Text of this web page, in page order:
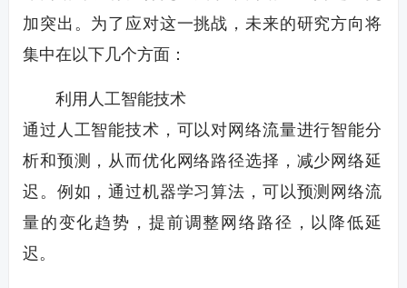
加突出。为了应对这一挑战，未来的研究方向将
集中在以下几个方面：
利用人工智能技术
通过人工智能技术，可以对网络流量进行智能分
析和预测，从而优化网络路径选择，减少网络延
迟。例如，通过机器学习算法，可以预测网络流
量的变化趋势，提前调整网络路径，以降低延
迟。